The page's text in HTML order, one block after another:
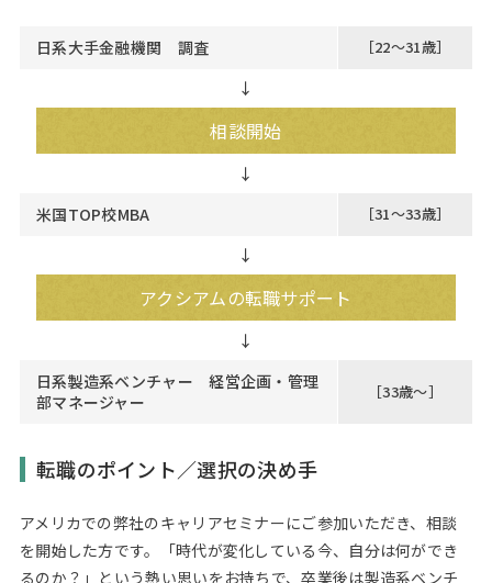
日系大手金融機関 調査 ［22～31歳］
↓
相談開始
米国TOP校MBA ［31～33歳］
↓
アクシアムの転職サポート
日系製造系ベンチャー 経営企画・管理
部マネージャー
［33歳～］
転職のポイント／選択の決め手
アメリカでの弊社のキャリアセミナーにご参加いただき、相談
を開始した方です。「時代が変化している今、自分は何ができ
るのか？」という熱い思いをお持ちで、卒業後は製造系ベンチ